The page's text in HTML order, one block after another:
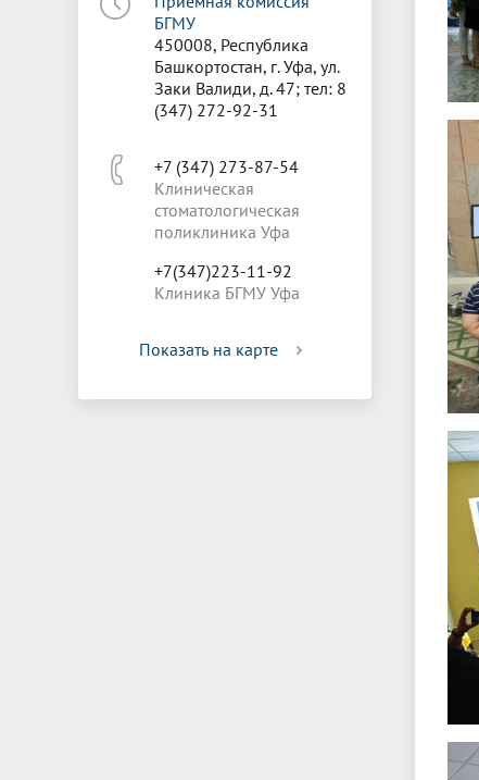
БГМУ
450008, Республика
Башкортостан, г. Уфа, ул.
Заки Валиди, д. 47; тел: 8
(347) 272-92-31
+7 (347) 273-87-54
Клиническая
стоматологическая
поликлиника Уфа
+7(347)223-11-92
Клиника БГМУ Уфа
Показать на карте